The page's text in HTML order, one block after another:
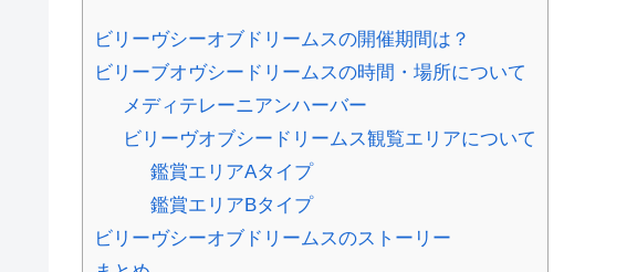
ビリーヴシーオブドリームスの開催期間は？
ビリーブオヴシードリームスの時間・場所について
メディテレーニアンハーバー
ビリーヴオブシードリームス観覧エリアについて
鑑賞エリアAタイプ
鑑賞エリアBタイプ
ビリーヴシーオブドリームスのストーリー